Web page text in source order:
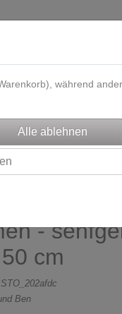
Designbeispiele
-
-
cm
STO_202afdc
Ben
während